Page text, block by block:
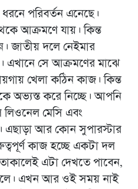
পরিবর্তন এনেছে।
আক্রমণে যায়। কিন্ত
জাতীয় দলে নেইমার
এখানে সে আক্রমণের মাঝে
খেলা কঠিন কাজ। কিন্ত
অভ্যস্ত করে নিচ্ছে। আপনি
লিওনেল মেসি এবং
এছাড়া আর কোন সুপারস্টার
কাজ হচ্ছে একটা দল
তাকালেই এটা দেখতে পাবেন,
এখন আর ওই সময় নাই